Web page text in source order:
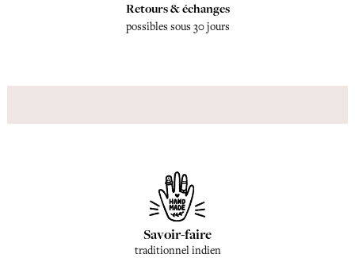
Retours & échanges
possibles sous 30 jours
Savoir-faire
traditionnel indien